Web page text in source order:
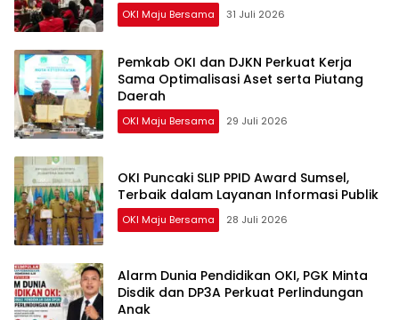
OKI Maju Bersama 31 Juli 2026
Pemkab OKI dan DJKN Perkuat Kerja
Sama Optimalisasi Aset serta Piutang
Daerah
OKI Maju Bersama 29 Juli 2026
OKI Puncaki SLIP PPID Award Sumsel,
Terbaik dalam Layanan Informasi Publik
OKI Maju Bersama 28 Juli 2026
Alarm Dunia Pendidikan OKI, PGK Minta
Disdik dan DP3A Perkuat Perlindungan
Anak